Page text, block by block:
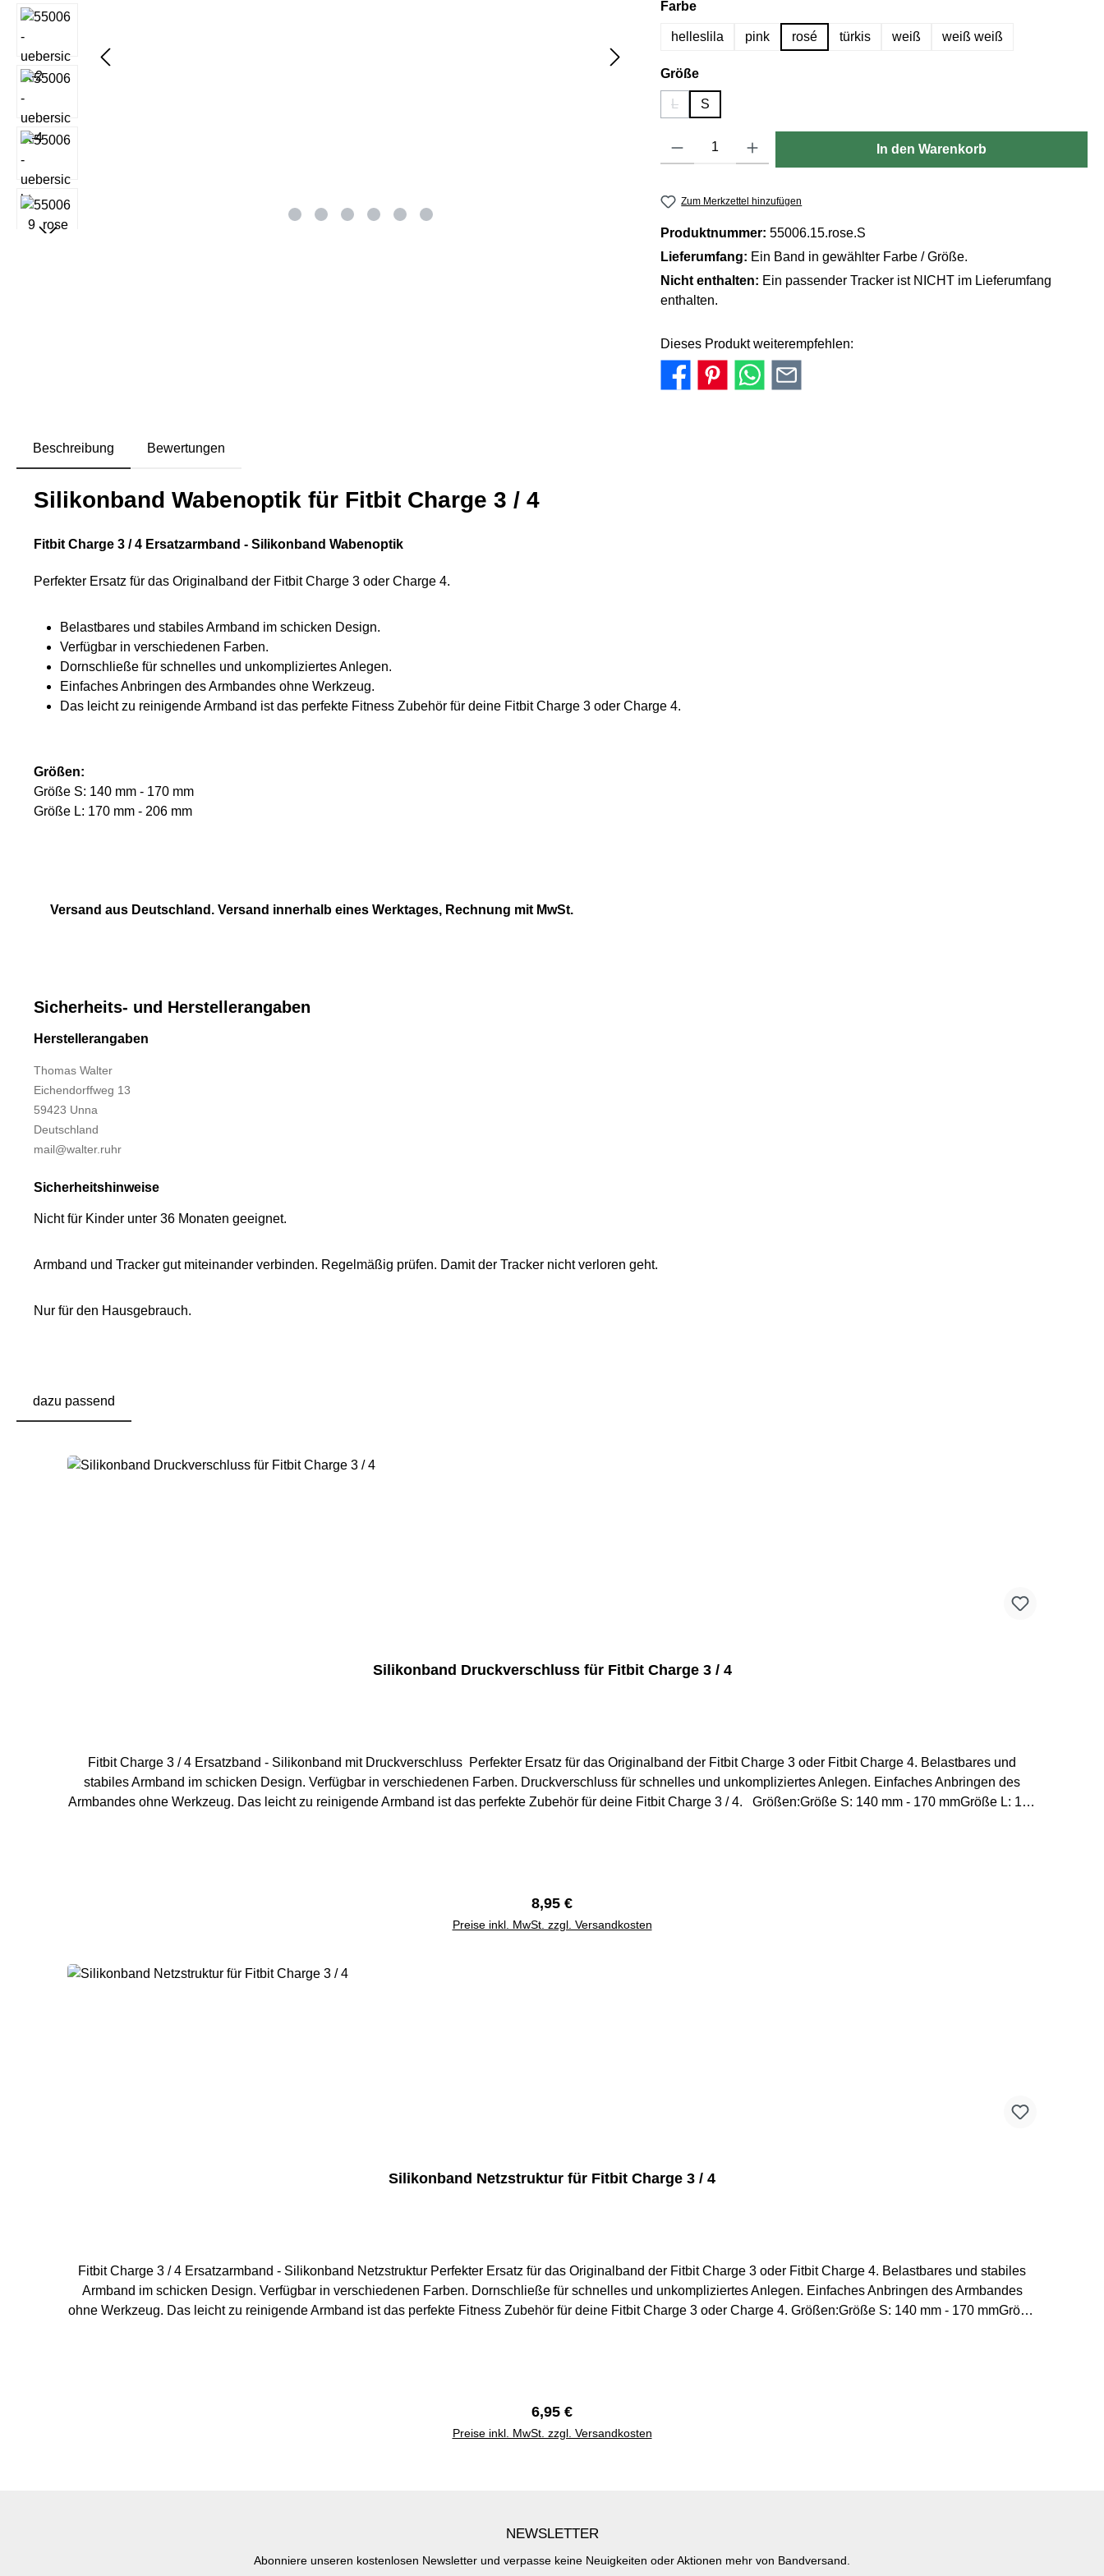
Farbeauswählen
helleslila pink rosé türkis weiß weiß weiß
Größeauswählen
L
(Diese Option ist zurzeit nicht verfügbar.)
S
In den Warenkorb
Zum Merkzettel hinzufügen
Produktnummer: 55006.15.rose.S
Lieferumfang: Ein Band in gewählter Farbe / Größe.
Nicht enthalten: Ein passender Tracker ist NICHT im Lieferumfang
enthalten.
Dieses Produkt weiterempfehlen:
Beschreibung Bewertungen
Silikonband Wabenoptik für Fitbit Charge 3 / 4
Fitbit Charge 3 / 4 Ersatzarmband - Silikonband Wabenoptik
Perfekter Ersatz für das Originalband der Fitbit Charge 3 oder Charge 4.
Belastbares und stabiles Armband im schicken Design.
Verfügbar in verschiedenen Farben.
Dornschließe für schnelles und unkompliziertes Anlegen.
Einfaches Anbringen des Armbandes ohne Werkzeug.
Das leicht zu reinigende Armband ist das perfekte Fitness Zubehör für deine Fitbit Charge 3 oder Charge 4.
Größen:
Größe S: 140 mm - 170 mm
Größe L: 170 mm - 206 mm
Versand aus Deutschland. Versand innerhalb eines Werktages, Rechnung mit MwSt.
Sicherheits- und Herstellerangaben
Herstellerangaben
Thomas Walter
Eichendorffweg 13
59423 Unna
Deutschland
mail@walter.ruhr
Sicherheitshinweise
Nicht für Kinder unter 36 Monaten geeignet.
Armband und Tracker gut miteinander verbinden. Regelmäßig prüfen. Damit der Tracker nicht verloren geht.
Nur für den Hausgebrauch.
dazu passend
Silikonband Druckverschluss für Fitbit Charge 3 / 4
Fitbit Charge 3 / 4 Ersatzband - Silikonband mit Druckverschluss Perfekter Ersatz für das Originalband der Fitbit Charge 3 oder Fitbit Charge 4. Belastbares und
stabiles Armband im schicken Design. Verfügbar in verschiedenen Farben. Druckverschluss für schnelles und unkompliziertes Anlegen. Einfaches Anbringen des
Armbandes ohne Werkzeug. Das leicht zu reinigende Armband ist das perfekte Zubehör für deine Fitbit Charge 3 / 4. Größen:Größe S: 140 mm - 170 mmGröße L: 170
Regulärer Preis:
8,95 €
Preise inkl. MwSt. zzgl. Versandkosten
Silikonband Netzstruktur für Fitbit Charge 3 / 4
Fitbit Charge 3 / 4 Ersatzarmband - Silikonband Netzstruktur Perfekter Ersatz für das Originalband der Fitbit Charge 3 oder Fitbit Charge 4. Belastbares und stabiles
Armband im schicken Design. Verfügbar in verschiedenen Farben. Dornschließe für schnelles und unkompliziertes Anlegen. Einfaches Anbringen des Armbandes
ohne Werkzeug. Das leicht zu reinigende Armband ist das perfekte Fitness Zubehör für deine Fitbit Charge 3 oder Charge 4. Größen:Größe S: 140 mm - 170 mmGröße
Regulärer Preis:
6,95 €
Preise inkl. MwSt. zzgl. Versandkosten
NEWSLETTER
Abonniere unseren kostenlosen Newsletter und verpasse keine Neuigkeiten oder Aktionen mehr von Bandversand.